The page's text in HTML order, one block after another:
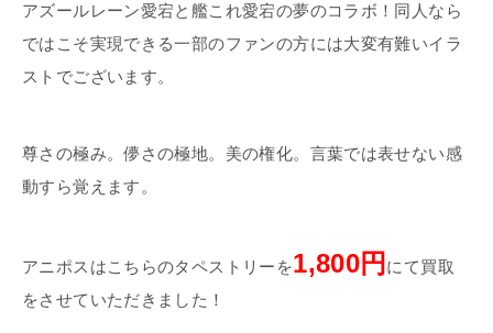
アズールレーン愛宕と艦これ愛宕の夢のコラボ！同人なら
ではこそ実現できる一部のファンの方には大変有難いイラ
ストでございます。
尊さの極み。儚さの極地。美の権化。言葉では表せない感
動すら覚えます。
アニポスはこちらのタペストリーを1,800円 にて買取
をさせていただきました！